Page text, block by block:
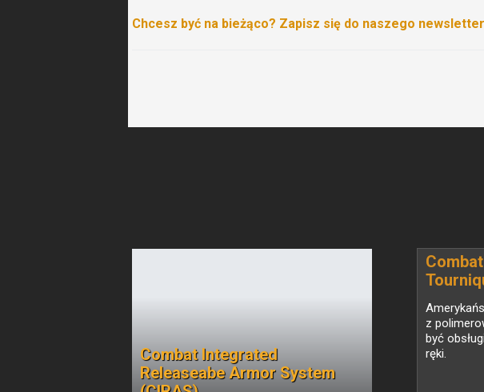
Chcesz być na bieżąco? Zapisz się do naszego
Combat Integrated
Releaseabe Armor System
z
być
ręki.